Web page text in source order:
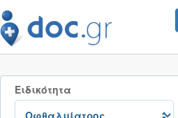
Ειδικότητα